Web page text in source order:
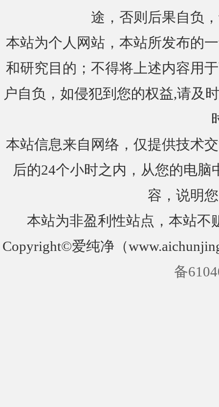
途，否则后果自负
本站为个人网站，本站所发布的
和研究目的；不得将上述内容用
户自负，如侵犯到您的权益,请及
本站信息来自网络，仅提供技术
后的24个小时之内，从您的电
容，说明
本站为非盈利性站点，本站不
Copyright©爱纯净（
备